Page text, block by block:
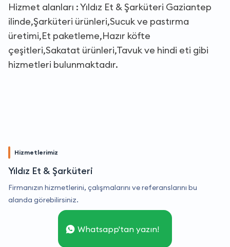
Hizmet alanları : Yıldız Et & Şarküteri Gaziantep
ilinde,Şarküteri ürünleri,Sucuk ve pastırma
üretimi,Et paketleme,Hazır köfte
çeşitleri,Sakatat ürünleri,Tavuk ve hindi eti gibi
hizmetleri bulunmaktadır.
Hizmetlerimiz
Yıldız Et & Şarküteri
Firmanızın hizmetlerini, çalışmalarını ve referanslarını bu
alanda görebilirsiniz.
Whatsapp'tan yazın!